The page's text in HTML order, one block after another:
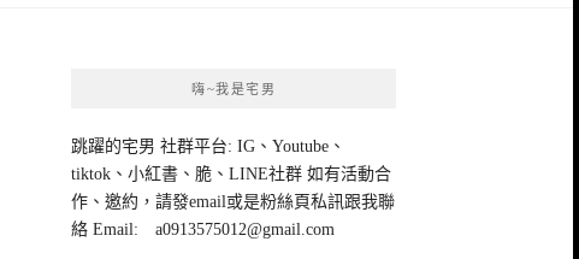
嗨~我是宅男
跳躍的宅男 社群平台: IG、Youtube、
tiktok、小紅書、脆、LINE社群 如有活動合
作、邀約，請發email或是粉絲頁私訊跟我聯
絡 Email: a0913575012@gmail.com